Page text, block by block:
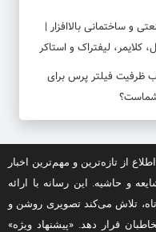
و ساختمانی بالاافزار |
کلایمر، لیفتراک و استاکر
ظرفیت فیلتر پرس برای
شماست؟
از تازه‌ترین و مهم‌ترین اخبار
و حاشیه. این رسانه با ارائه
تلاش می‌کند تصویری روشن و
قرار دهد. «پیشنهاد ویژه»